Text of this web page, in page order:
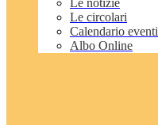
Le notizie
Le circolari
Calendario eventi
Albo Online